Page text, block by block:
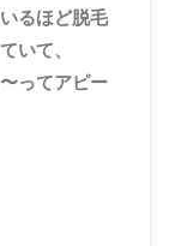
るほど脱毛
いて、
ってアピー